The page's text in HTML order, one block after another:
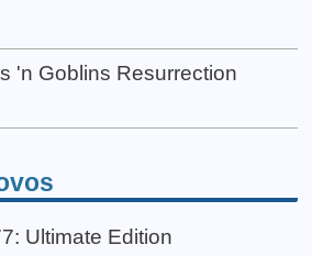
'n Goblins Resurrection
Ultimate Edition